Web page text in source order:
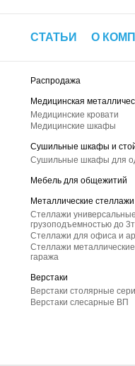
СТАТЬИ О
Распродажа
Медицинская
Медицинские кровати
Медицинские шкафы
Сушильные шкафы и
Сушильные шкафы для
Мебель для общежитий
Металлические стеллажи
Стеллажи
грузоподъемностью до
Стеллажи для офиса и
Стеллажи
гаража
Верстаки
Верстаки столярные
Верстаки слесарные ВП